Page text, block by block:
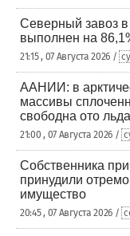
Северный завоз
выполнен на
21:15 , 07 Августа 2026 /
ААНИИ: в
массивы
свободна ото льда
21:00 , 07 Августа 2026 /
Собственника
принудили
имущество
20:45 , 07 Августа 2026 /